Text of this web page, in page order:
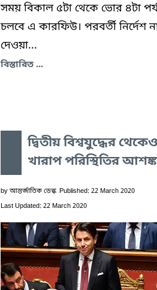
সময় বিকাল ৫টা থেকে ভোর ৪টা
চলবে এ কারফিউ। পরবর্তী নির্দেশ
দেওয়া...
বিস্তারিত ...
দ্বিতীয় বিশ্বযুদ্ধের থেকেও
খারাপ পরিস্থিতির
by আন্তর্জাতিক ডেস্ক Published: 22 March 2020
Last Updated: 22 March 2020